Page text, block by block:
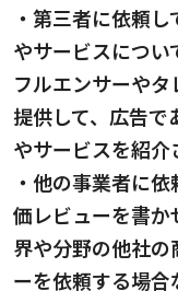
・第三者に依頼
やサービスにつ
フルエンサーや
提供して、広告
やサービスを紹介
・他の事業者に
価レビューを書
界や分野の他社
ーを依頼する場合